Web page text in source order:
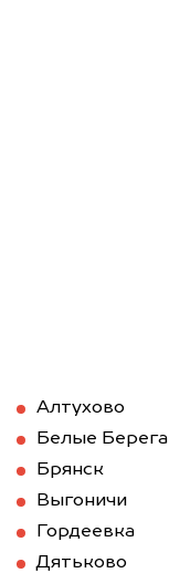
Алтухово
Белые Берега
Брянск
Выгоничи
Гордеевка
Дятьково